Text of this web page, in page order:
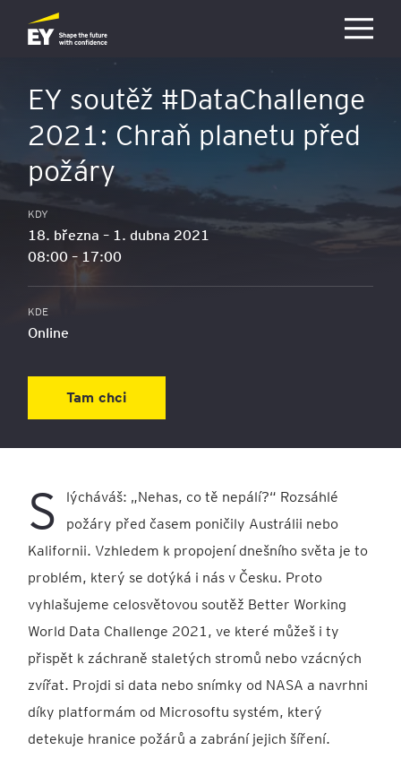
Přejít na hlavní obsah
EY soutěž #DataChallenge
2021: Chraň planetu před
požáry
KDY
18. března – 1. dubna 2021
08:00 – 17:00
KDE
Online
Tam chci
S
lýcháváš: „Nehas, co tě nepálí?“ Rozsáhlé
požáry před časem poničily Austrálii nebo
Kalifornii. Vzhledem k propojení dnešního světa je to
problém, který se dotýká i nás v Česku. Proto
vyhlašujeme celosvětovou soutěž Better Working
World Data Challenge 2021, ve které můžeš i ty
přispět k záchraně staletých stromů nebo vzácných
zvířat. Projdi si data nebo snímky od NASA a navrhni
díky platformám od Microsoftu systém, který
detekuje hranice požárů a zabrání jejich šíření.